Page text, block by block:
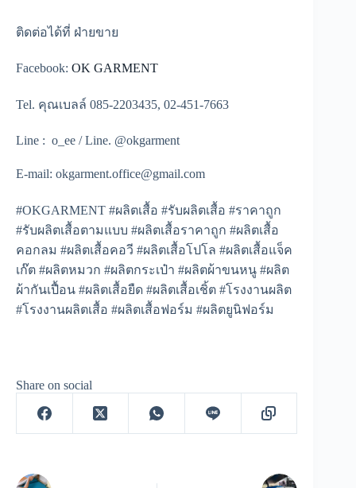
ติดต่อได้ที่ ฝ่ายขาย
Facebook: OK GARMENT
Tel. คุณเบลล์ 085-2203435, 02-451-7663
Line : o_ee / Line. @okgarment
E-mail: okgarment.office@gmail.com
#OKGARMENT #ผลิตเสื้อ #รับผลิตเสื้อ #ราคาถูก
#รับผลิตเสื้อตามแบบ #ผลิตเสื้อราคาถูก #ผลิตเสื้อ
คอกลม #ผลิตเสื้อคอวี #ผลิตเสื้อโปโล #ผลิตเสื้อแจ็ค
เก๊ต #ผลิตหมวก #ผลิตกระเป๋า #ผลิตผ้าขนหนู #ผลิต
ผ้ากันเปื้อน #ผลิตเสื้อยืด #ผลิตเสื้อเชิ้ต #โรงงานผลิต
#โรงงานผลิตเสื้อ #ผลิตเสื้อฟอร์ม #ผลิตยูนิฟอร์ม
Share on social